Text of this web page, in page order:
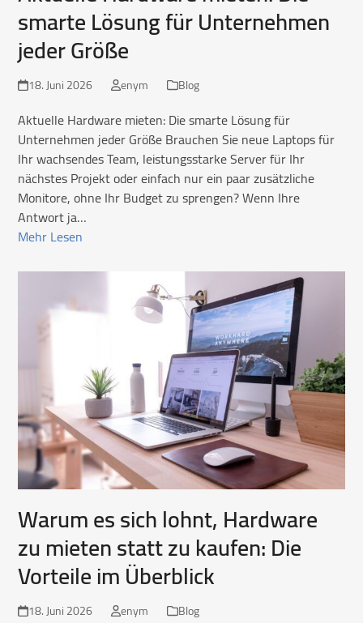
smarte Lösung für Unternehmen
jeder Größe
18. Juni 2026 enym Blog
Aktuelle Hardware mieten: Die smarte Lösung für
Unternehmen jeder Größe Brauchen Sie neue Laptops für
Ihr wachsendes Team, leistungsstarke Server für Ihr
nächstes Projekt oder einfach nur ein paar zusätzliche
Monitore, ohne Ihr Budget zu sprengen? Wenn Ihre
Antwort ja…
Mehr Lesen
Warum es sich lohnt, Hardware
zu mieten statt zu kaufen: Die
Vorteile im Überblick
18. Juni 2026 enym Blog